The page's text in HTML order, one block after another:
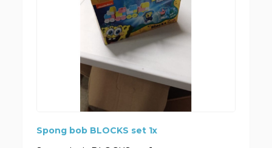
Spong bob BLOCKS set 1x